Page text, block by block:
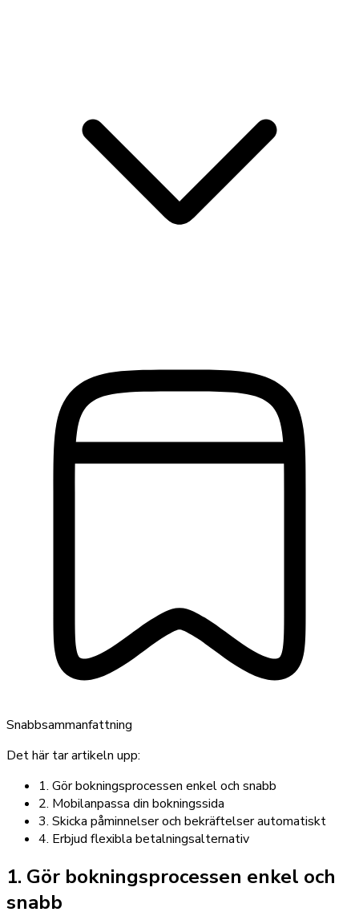
Snabbsammanfattning
Det här tar artikeln upp:
1. Gör bokningsprocessen enkel och snabb
2. Mobilanpassa din bokningssida
3. Skicka påminnelser och bekräftelser automatiskt
4. Erbjud flexibla betalningsalternativ
1. Gör bokningsprocessen enkel och
snabb